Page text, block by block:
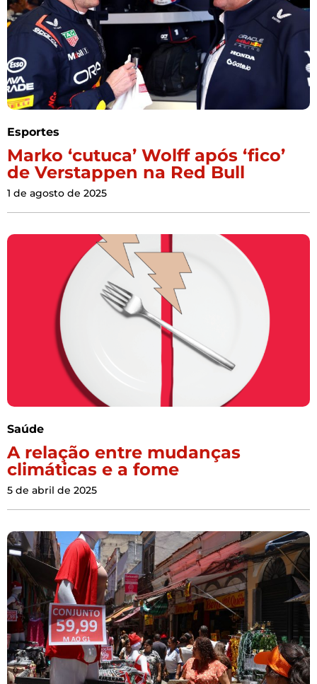
Esportes
Marko ‘cutuca’ Wolff após ‘fico’
de Verstappen na Red Bull
1 de agosto de 2025
Saúde
A relação entre mudanças
climáticas e a fome
5 de abril de 2025